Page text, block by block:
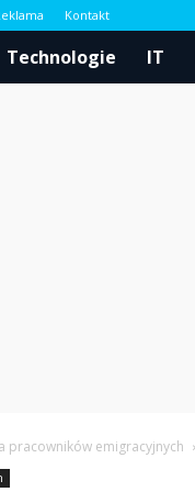
Kontakt
Technologie IT
emigracyjnych